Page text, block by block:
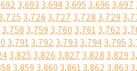
3,693 3,6943,695 3,696 3,697
3,726 3,727 3,728 3,729
3,758 3,759 3,760 3,7613,762
3,7913,792 3,793 3,7943,795
3,825 3,826 3,827 3,828 3,829
3,859 3,860 3,8613,862 3,863